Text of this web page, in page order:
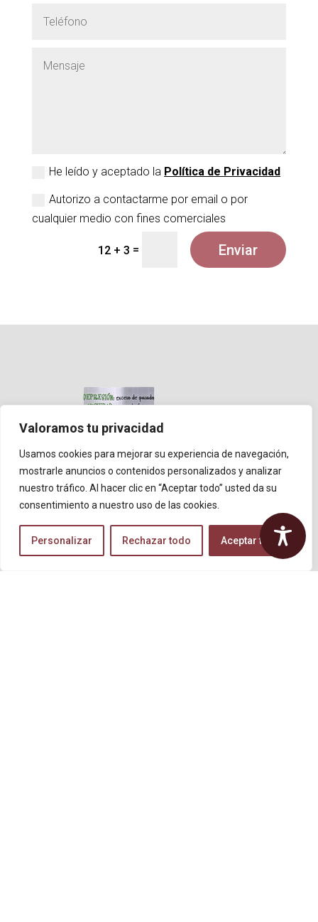
Valoramos tu privacidad
Usamos cookies para mejorar su experiencia de navegación,
mostrarle anuncios o contenidos personalizados y analizar
nuestro tráfico. Al hacer clic en “Aceptar todo” usted da su
consentimiento a nuestro uso de las cookies.
Personalizar Rechazar todo Aceptar todo
He leído y aceptado la Política de Privacidad
Autorizo a contactarme por email o por
cualquier medio con fines comerciales
12 + 3 = Enviar
CONTACTA CON NOSOTROS
 607 861 369
 b.estebanaparicio@gmail.com